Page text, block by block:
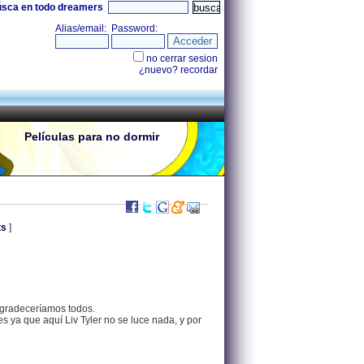
en todo dreamers
Películas para no dormir
]
todos.
ya que aquí Liv Tyler no se luce nada, y por